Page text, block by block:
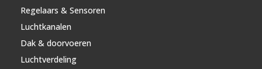
Regelaars & Sensoren
Luchtkanalen
Dak & doorvoeren
Luchtverdeling